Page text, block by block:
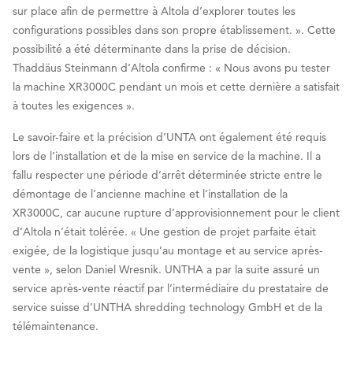
sur place afin de permettre à Altola d’explorer toutes les
configurations possibles dans son propre établissement. ». Cette
possibilité a été déterminante dans la prise de décision.
Thaddäus Steinmann d’Altola confirme : « Nous avons pu tester
la machine XR3000C pendant un mois et cette dernière a satisfait
à toutes les exigences ».
Le savoir-faire et la précision d’UNTA ont également été requis
lors de l’installation et de la mise en service de la machine. Il a
fallu respecter une période d’arrêt déterminée stricte entre le
démontage de l’ancienne machine et l’installation de la
XR3000C, car aucune rupture d’approvisionnement pour le client
d’Altola n’était tolérée. « Une gestion de projet parfaite était
exigée, de la logistique jusqu’au montage et au service après-
vente », selon Daniel Wresnik. UNTHA a par la suite assuré un
service après-vente réactif par l’intermédiaire du prestataire de
service suisse d’UNTHA shredding technology GmbH et de la
télémaintenance.